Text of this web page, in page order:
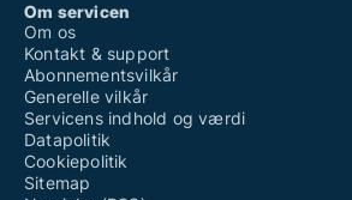
Om servicen
Om os
Kontakt & support
Abonnementsvilkår
Generelle vilkår
Servicens indhold og værdi
Datapolitik
Cookiepolitik
Sitemap